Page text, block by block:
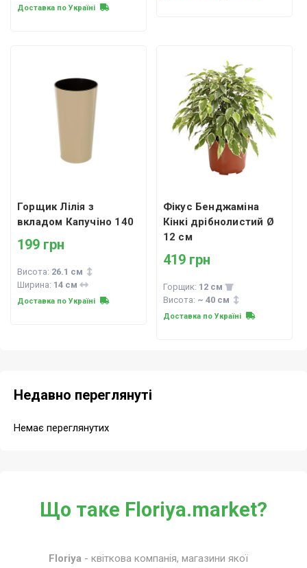
Доставка по Україні
Горщик Лілія з
вкладом Капучіно 140
199 грн
Висота: 26.1 см
Ширина: 14 см
Доставка по Україні
Фікус Бенджаміна
Кінкі дрібнолистий Ø
12 см
419 грн
Горщик: 12 см
Висота: ~ 40 см
Доставка по Україні
Недавно переглянуті
Немає переглянутих
Що таке Floriya.market?
Floriya - квіткова компанія, магазини якої